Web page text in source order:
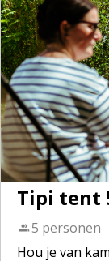
Tipi tent
5 personen
Hou je van